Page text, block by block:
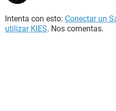
Intenta con esto: Conectar un
utilizar KIES. Nos comentas.